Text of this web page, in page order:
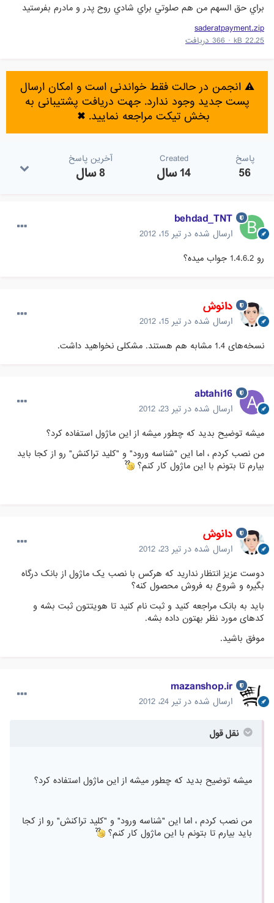
براي حق السهم من هم صلوتي براي شادي روح پدر و مادرم بفرستيد
saderatpayment.zip
22.25 kB
· 366 دریافت
⚠️ انجمن در حالت فقط خواندنی است و امکان ارسال
پست جدید وجود ندارد. جهت دریافت پشتیبانی به
بخش تیکت مراجعه نمایید. ✖
پاسخ
56
Created
14 سال
آخرین پاسخ
8 سال
behdad_TNT
ارسال شده در تیر 15، 2012
رو 1.4.6.2 جواب میده؟
دانوش
ارسال شده در تیر 15، 2012
نسخه‌های 1.4 مشابه هم هستند. مشکلی نخواهید داشت.
abtahi16
ارسال شده در تیر 23، 2012
میشه توضیح بدید که چطور میشه از این ماژول استفاده کرد؟
من نصب کردم ، اما این "شناسه ورود" و "کلید تراکنش" رو از کجا باید
بیارم تا بتونم با این ماژول کار کنم؟
دانوش
ارسال شده در تیر 23، 2012
دوست عزیز انتظار ندارید که هرکس با نصب یک ماژول از بانک درگاه
بگیره و شروع به فروش محصول کنه؟
باید به بانک مراجعه کنید و ثبت نام کنید تا هویتتون ثبت بشه و
کدهای مورد نظر بهتون داده بشه.
موفق باشید.
mazanshop.ir
ارسال شده در تیر 24، 2012
نقل قول
میشه توضیح بدید که چطور میشه از این ماژول استفاده کرد؟
من نصب کردم ، اما این "شناسه ورود" و "کلید تراکنش" رو از کجا
باید بیارم تا بتونم با این ماژول کار کنم؟